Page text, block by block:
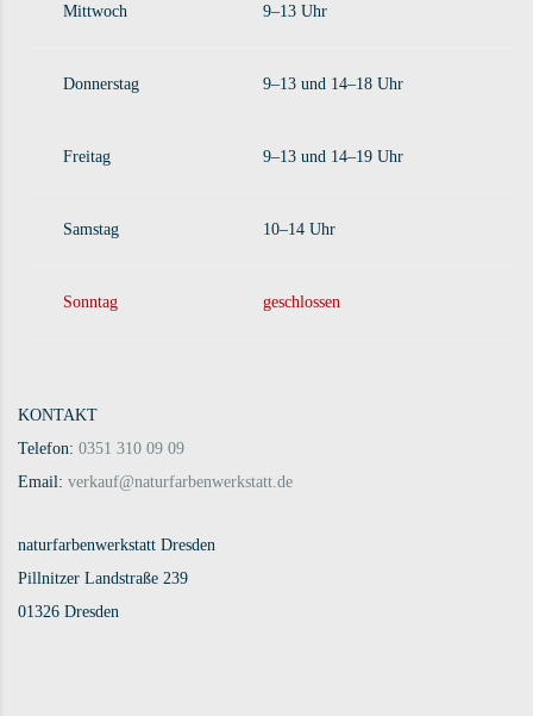
Mittwoch 9–13 Uhr
Donnerstag 9–13 und 14–18 Uhr
Freitag 9–13 und 14–19 Uhr
Samstag 10–14 Uhr
Sonntag geschlossen
KONTAKT
Telefon: 0351 310 09 09
Email: verkauf@naturfarbenwerkstatt.de
naturfarbenwerkstatt Dresden
Pillnitzer Landstraße 239
01326 Dresden